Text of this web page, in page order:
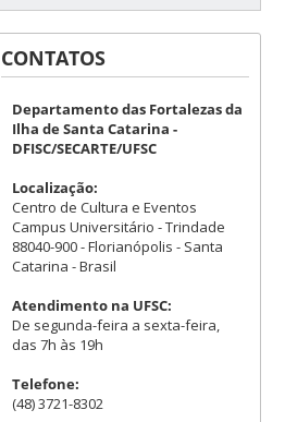
CONTATOS
Departamento das Fortalezas da
Ilha de Santa Catarina -
DFISC/SECARTE/UFSC
Localização:
Centro de Cultura e Eventos
Campus Universitário - Trindade
88040-900 - Florianópolis - Santa
Catarina - Brasil
Atendimento na UFSC:
De segunda-feira a sexta-feira,
das 7h às 19h
Telefone:
(48) 3721-8302